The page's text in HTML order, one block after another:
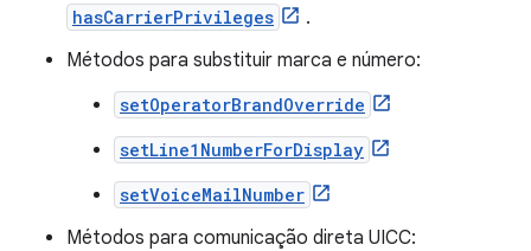
hasCarrierPrivileges
.
Métodos para substituir marca e número:
setOperatorBrandOverride
setLine1NumberForDisplay
setVoiceMailNumber
Métodos para comunicação direta UICC: